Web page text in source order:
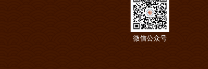
微信公众号